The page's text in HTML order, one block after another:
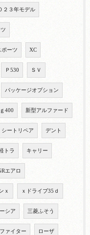
２３年モデル
ポーツ XC
Ｐ530 ＳＶ
パッケージオプション
ｇ400 新型アルファード
シートリペア デント
トラ キャリー
エアロ
ｘ ｘドライブ35ｄ
シア 三菱ふそう
ファイター ローザ